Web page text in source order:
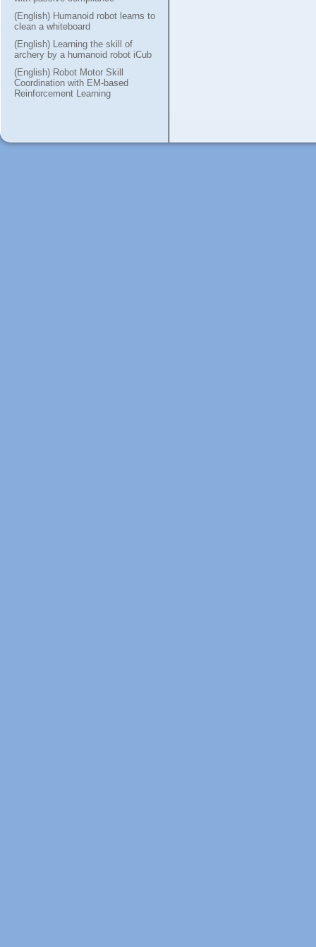
(English) Humanoid robot learns to
clean a whiteboard
(English) Learning the skill of
archery by a humanoid robot iCub
(English) Robot Motor Skill
Coordination with EM-based
Reinforcement Learning